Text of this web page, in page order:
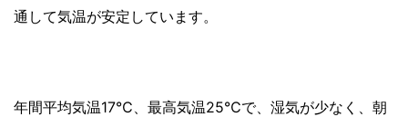
通して気温が安定しています。
年間平均気温17℃、最高気温25℃で、湿気が少なく、朝